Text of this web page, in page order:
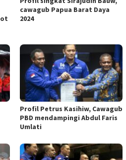
cawagub Papua Barat Daya
2024
Profil Petrus Kasihiw, Cawagub
PBD mendampingi Abdul Faris
Umlati